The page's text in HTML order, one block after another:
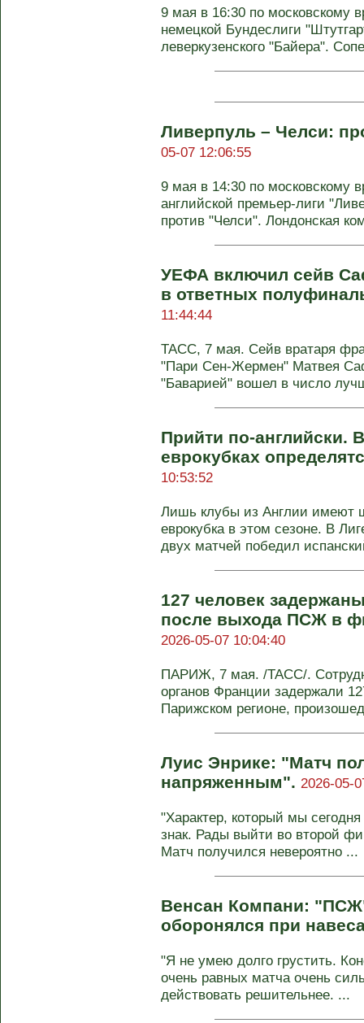
9 мая в 16:30 по московскому
немецкой Бундеслиги
леверкузенского "Байера".
Ливерпуль – Челси:
05-07 12:06:55
9 мая в 14:30 по московскому
английской премьер-лиги
против "Челси". Лондонская
УЕФА включил сейв
в ответных
11:44:44
ТАСС, 7 мая. Сейв вратаря
"Пари Сен-Жермен" Матвея
"Баварией" вошел в число
Прийти по-
еврокубках
10:53:52
Лишь клубы из Англии имеют
еврокубка в этом сезоне. В
двух матчей победил
127 человек
после выхода ПСЖ в
2026-05-07 10:04:40
ПАРИЖ, 7 мая. /ТАСС/.
органов Франции задержали
Парижском регионе,
Луиc Энрике: "Матч
напряженным". 2026-05-
"Характер, который мы
знак. Рады выйти во второй
Матч получился невероятно ...
Венсан Компани:
оборонялся при
"Я не умею долго грустить.
очень равных матча очень
действовать решительнее. ...